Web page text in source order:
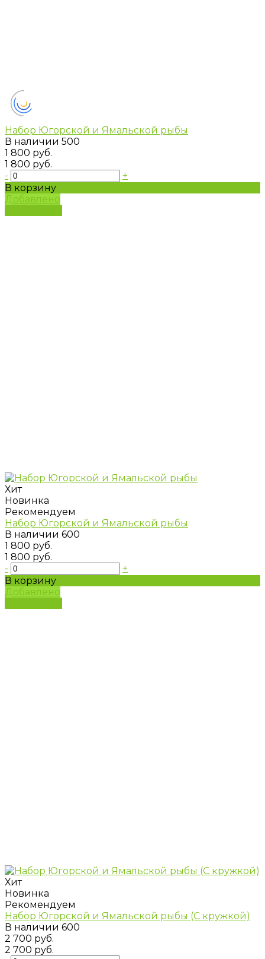
Набор Югорской и Ямальской рыбы
В наличии 500
1 800 руб.
1 800 руб.
-
+
В корзину
Добавлено
Хит
Новинка
Рекомендуем
Набор Югорской и Ямальской рыбы
В наличии 600
1 800 руб.
1 800 руб.
-
+
В корзину
Добавлено
Хит
Новинка
Рекомендуем
Набор Югорской и Ямальской рыбы (С кружкой)
В наличии 600
2 700 руб.
2 700 руб.